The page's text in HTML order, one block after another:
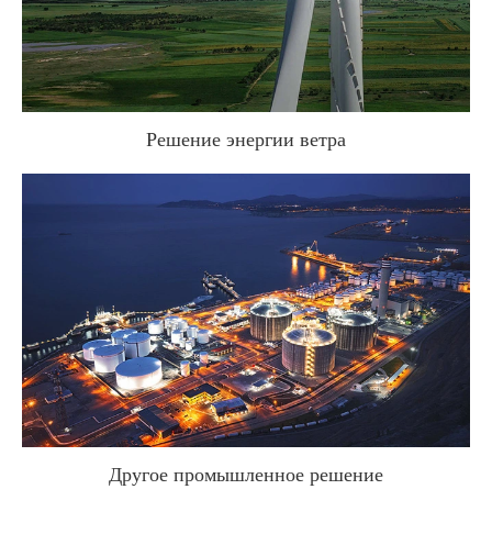
Решение энергии ветра
Другое промышленное решение
WhatsApp (如 +85291234567)